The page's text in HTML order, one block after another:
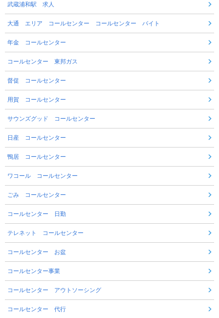
武蔵浦和駅 求人
大通 エリア コールセンター コールセンター バイト
年金 コールセンター
コールセンター 東邦ガス
督促 コールセンター
用賀 コールセンター
サウンズグッド コールセンター
日産 コールセンター
鴨居 コールセンター
ワコール コールセンター
ごみ コールセンター
コールセンター 日勤
テレネット コールセンター
コールセンター お盆
コールセンター事業
コールセンター アウトソーシング
コールセンター 代行